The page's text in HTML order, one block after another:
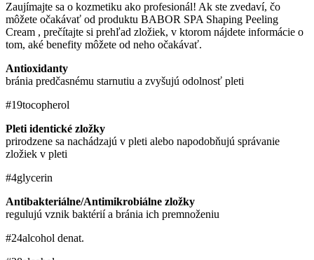
Zaujímajte sa o kozmetiku ako profesionál! Ak ste zvedaví, čo
môžete očakávať od produktu BABOR SPA Shaping Peeling
Cream , prečítajte si prehľad zložiek, v ktorom nájdete informácie o
tom, aké benefity môžete od neho očakávať.
Antioxidanty
bránia predčasnému starnutiu a zvyšujú odolnosť pleti
#19tocopherol
Pleti identické zložky
prirodzene sa nachádzajú v pleti alebo napodobňujú správanie
zložiek v pleti
#4glycerin
Antibakteriálne/Antimikrobiálne zložky
regulujú vznik baktérií a bránia ich premnoženiu
#24alcohol denat.